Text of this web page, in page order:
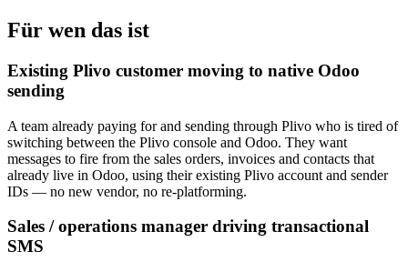
Für wen das ist
Existing Plivo customer moving to native Odoo
sending
A team already paying for and sending through Plivo who is tired of
switching between the Plivo console and Odoo. They want
messages to fire from the sales orders, invoices and contacts that
already live in Odoo, using their existing Plivo account and sender
IDs — no new vendor, no re-platforming.
Sales / operations manager driving transactional
SMS